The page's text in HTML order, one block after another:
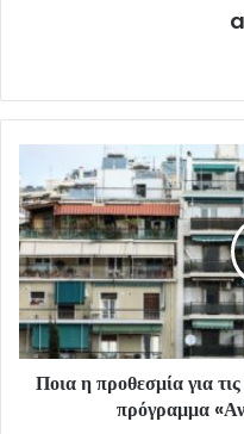
Ποια η προθεσμία για
πρόγραμμα